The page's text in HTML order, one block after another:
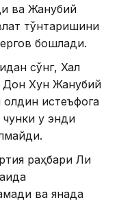
ва Жанубий
тўнтаришини
бошлади.
сўнг, Халқ
Дон Хун Жанубий
истеъфога
чунки у энди
раҳбари Ли
ва янада